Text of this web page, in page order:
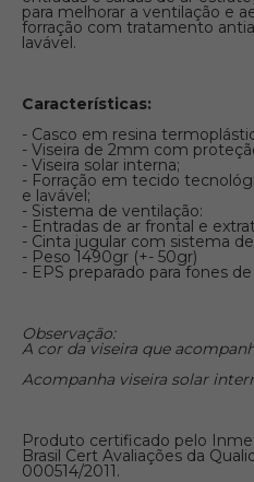
para melhorar a ventilação e
forração com tratamento
lavável.
Características:
- Casco em resina
- Viseira de 2mm com
- Viseira solar interna;
- Forração em tecido
e lavável;
- Sistema de ventilação:
- Entradas de ar frontal e
- Cinta jugular com sistema
- Peso 1490gr (+- 50gr)
- EPS preparado para fones
Observação:
A cor da viseira que
Acompanha viseira solar
Produto certificado pelo
Brasil Cert Avaliações da
000514/2011.